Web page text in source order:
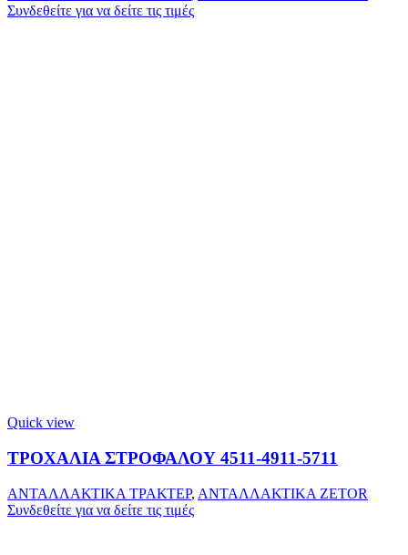
Συνδεθείτε για να δείτε τις τιμές
Quick view
ΤΡΟΧΑΛΙΑ ΣΤΡΟΦΑΛΟΥ 4511-4911-5711
ΑΝΤΑΛΛΑΚΤΙΚΑ ΤΡΑΚΤΕΡ, ΑΝΤΑΛΛΑΚΤΙΚΑ ZETOR
Συνδεθείτε για να δείτε τις τιμές